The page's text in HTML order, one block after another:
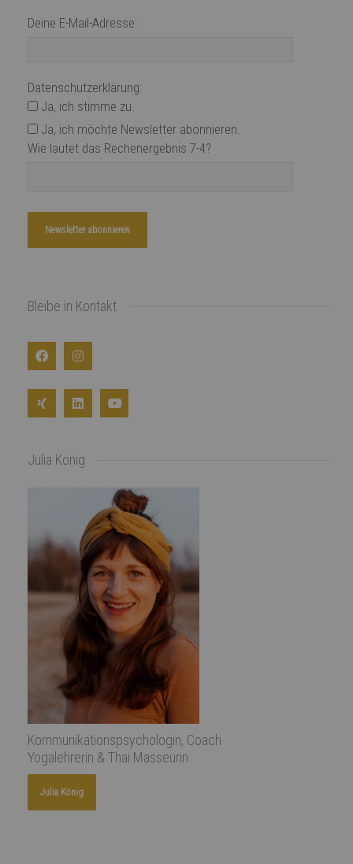
Deine E-Mail-Adresse:
Datenschutzerklärung:
Ja, ich stimme zu.
Ja, ich möchte Newsletter abonnieren.
Wie lautet das Rechenergebnis 7-4?
Bleibe in Kontakt
Julia König
Kommunikationspsychologin, Coach
Yogalehrerin & Thai Masseurin
Julia König